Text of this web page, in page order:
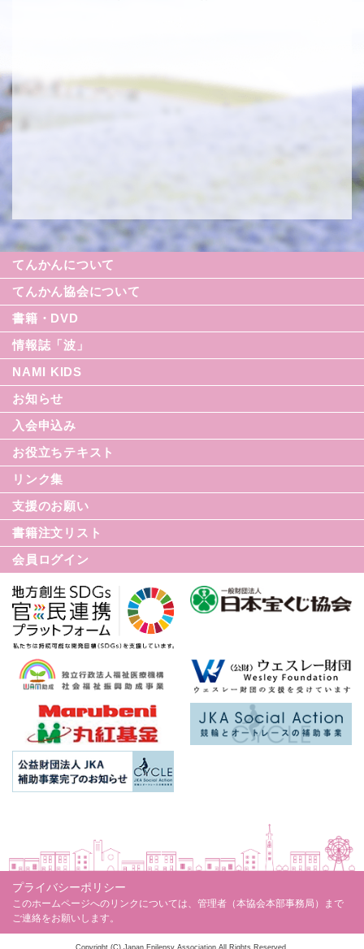
てんかんについて
てんかん協会について
てんかん月間
てんかん基礎講座
世界てんかんの日
書籍・DVD
シリーズ援助の実際
てんかん入門シリーズ
なみセレクション
てんかんのDVD
情報誌「波」
NAMI KIDS
お知らせ
入会申込み
お役立ちテキスト
リンク集
支援のお願い
書籍注文リスト
会員ログイン
プライバシーポリシー
このホームページへのリンクについては、管理者（本協会本部事務局）まで
ご連絡をお願いします。
Copyright (C) Japan Epilepsy Association All Rights Reserved.